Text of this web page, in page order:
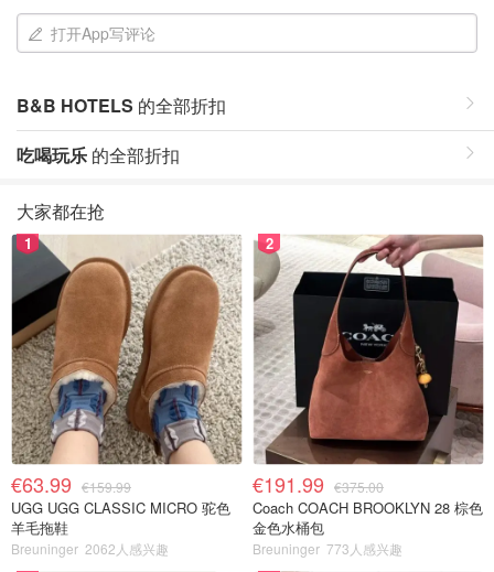
打开App写评论
B&B HOTELS 的全部折扣
吃喝玩乐 的全部折扣
大家都在抢
1
€63.99 €159.99
UGG UGG CLASSIC MICRO 驼色
羊毛拖鞋
Breuninger 2062人感兴趣
2
€191.99 €375.00
Coach COACH BROOKLYN 28 棕色
金色水桶包
Breuninger 773人感兴趣